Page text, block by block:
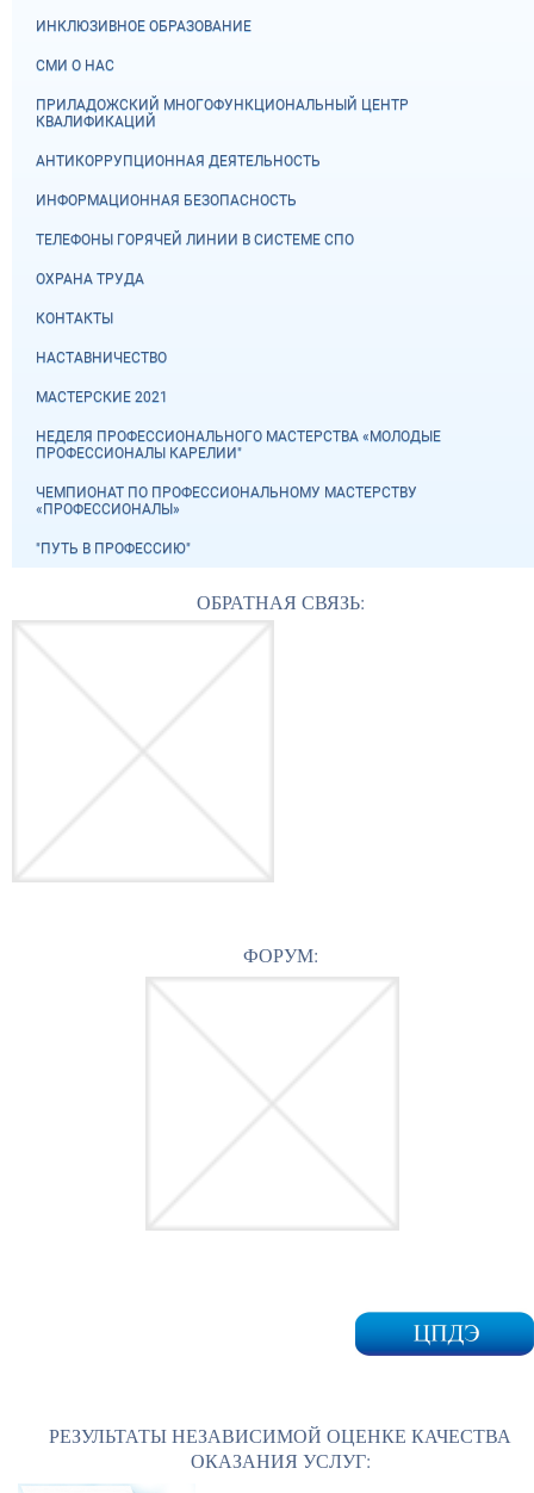
ИНКЛЮЗИВНОЕ ОБРАЗОВАНИЕ
СМИ О НАС
ПРИЛАДОЖСКИЙ МНОГОФУНКЦИОНАЛЬНЫЙ ЦЕНТР
КВАЛИФИКАЦИЙ
АНТИКОРРУПЦИОННАЯ ДЕЯТЕЛЬНОСТЬ
ИНФОРМАЦИОННАЯ БЕЗОПАСНОСТЬ
ТЕЛЕФОНЫ ГОРЯЧЕЙ ЛИНИИ В СИСТЕМЕ СПО
ОХРАНА ТРУДА
КОНТАКТЫ
НАСТАВНИЧЕСТВО
МАСТЕРСКИЕ 2021
НЕДЕЛЯ ПРОФЕССИОНАЛЬНОГО МАСТЕРСТВА «МОЛОДЫЕ
ПРОФЕССИОНАЛЫ КАРЕЛИИ"
ЧЕМПИОНАТ ПО ПРОФЕССИОНАЛЬНОМУ МАСТЕРСТВУ
«ПРОФЕССИОНАЛЫ»
"ПУТЬ В ПРОФЕССИЮ"
ОБРАТНАЯ СВЯЗЬ:
ФОРУМ:
РЕЗУЛЬТАТЫ НЕЗАВИСИМОЙ ОЦЕНКЕ КАЧЕСТВА
ОКАЗАНИЯ УСЛУГ: